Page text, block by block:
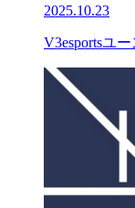
2025.10.23
V3esportsユ